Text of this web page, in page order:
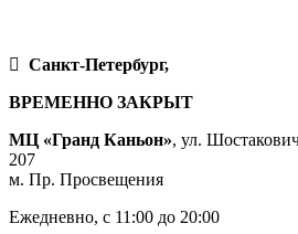
Санкт-Петербург,
ВРЕМЕННО ЗАКРЫТ
МЦ «Гранд Каньон», ул.
207
м. Пр. Просвещения
Ежедневно, с 11:00 до 20:00